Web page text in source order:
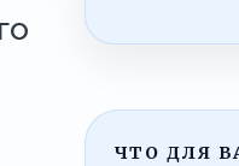
ЧТО ДЛЯ